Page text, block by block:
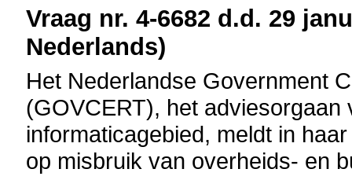
Vraag nr. 4-6682 d.d. 29
Nederlands)
Het Nederlandse Government
(GOVCERT), het
informaticagebied, meldt in
op misbruik van overheids- en